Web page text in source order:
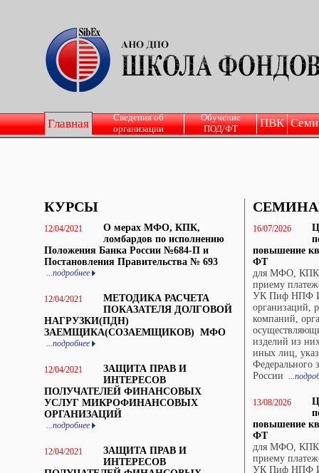
Главная
Сведения об
организации
Обучение
ПОД/ФТ
ПВК
КУРСЫ
12/04/2021
О мерах МФО, КПК,
ломбардов по исполнению
Положения Банка России №684-П и
Постановления Правительства № 693
...подробнее
12/04/2021
МЕТОДИКА РАСЧЕТА
ПОКАЗАТЕЛЯ ДОЛГОВОЙ
НАГРУЗКИ(ПДН)
ЗАЕМЩИКА(СОЗАЕМЩИКОВ) МФО
...подробнее
12/04/2021
ЗАЩИТА ПРАВ И
ИНТЕРЕСОВ
ПОЛУЧАТЕЛЕЙ ФИНАНСОВЫХ
УСЛУГ МИКРОФИНАНСОВЫХ
ОРГАНИЗАЦИЙ
...подробнее
12/04/2021
ЗАЩИТА ПРАВ И
ИНТЕРЕСОВ
16/07/2026
повышение
ФТ
для МФО, КПК,
приему
УК Пиф НПФ
организаций,
компаний,
изделий из
иных лиц,
России
13/08/2026
повышение
ФТ
для МФО, КПК,
приему
УК Пиф НПФ